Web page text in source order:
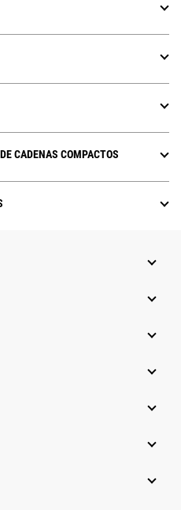
CADENAS COMPACTOS